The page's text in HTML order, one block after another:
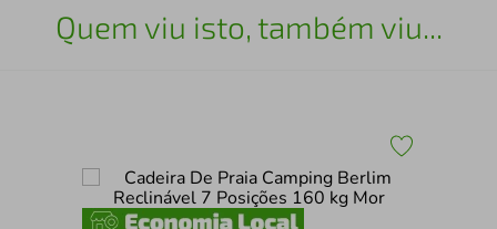
Quem viu isto, também viu...